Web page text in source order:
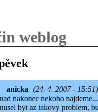
weblog
anicka (24. 4. 2007 - 15:51)
nakonec nekoho
byt az takovy problem,